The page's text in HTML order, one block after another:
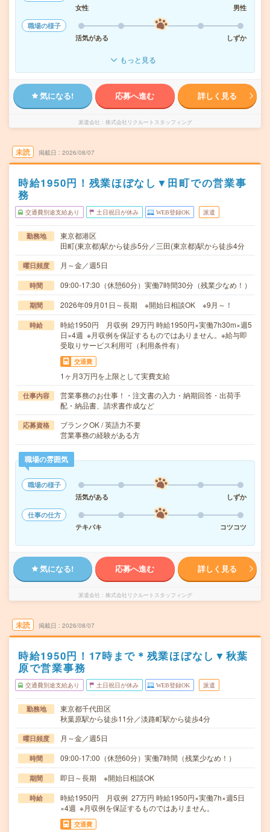
女性
男性
職場の様子
活気がある
しずか
もっと見る
気になる! 応募へ進む 詳しく見る
派遣会社 株式会社リクルートスタッフィング
未読 掲載日 2026/08/07
時給1950円！残業ほぼなし▼田町での営業事
務
交通費別途支給あり 土日祝日が休み WEB登録OK 派遣
勤務地
東京都港区
田町(東京都)駅から徒歩5分／三田(東京都)駅から徒歩4分
曜日頻度 月～金／週5日
時間 09:00-17:30（休憩60分）実働7時間30分（残業少なめ！）
期間 2026年09月01日～長期 ※開始日相談OK ※9月～！
時給
時給1950円 月収例 29万円 時給1950円×実働7h30m×週5
日×4週 ※月収例を保証するものではありません。※給与即
受取りサービス利用可（利用条件有）
交通費
1ヶ月3万円を上限として実費支給
仕事内容
営業事務のお仕事！・注文書の入力・納期回答・出荷手
配・納品書、請求書作成など
応募資格
ブランクOK / 英語力不要
営業事務の経験がある方
職場の雰囲気
職場の様子
活気がある
しずか
仕事の仕方
テキパキ
コツコツ
気になる! 応募へ進む 詳しく見る
派遣会社 株式会社リクルートスタッフィング
未読 掲載日 2026/08/07
時給1950円！17時まで＊残業ほぼなし▼秋葉
原で営業事務
交通費別途支給あり 土日祝日が休み WEB登録OK 派遣
勤務地
東京都千代田区
秋葉原駅から徒歩11分／淡路町駅から徒歩4分
曜日頻度 月～金／週5日
時間 09:00-17:00（休憩60分）実働7時間（残業少なめ！）
期間 即日～長期 ※開始日相談OK
時給
時給1950円 月収例 27万円 時給1950円×実働7h×週5日
×4週 ※月収例を保証するものではありません。
交通費